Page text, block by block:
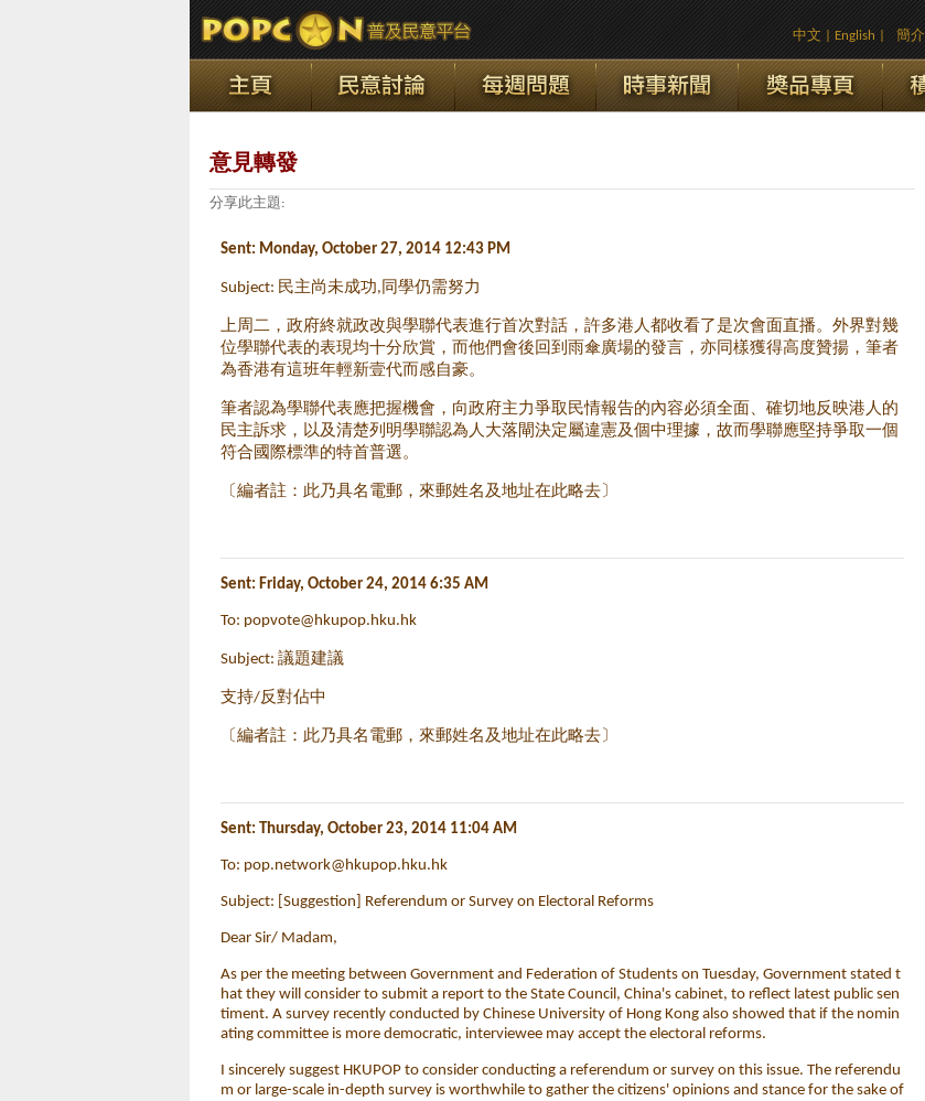
簡介
中文 English
意見轉發
分享此主題:
Sent: Monday, October 27, 2014 12:43 PM
Subject: 民主尚未成功,同學仍需努力
上周二，政府終就政改與學聯代表進行首次對話，許多港人都收看了是次會面直播。外界對幾
位學聯代表的表現均十分欣賞，而他們會後回到雨傘廣場的發言，亦同樣獲得高度贊揚，筆者
為香港有這班年輕新壹代而感自豪。
筆者認為學聯代表應把握機會，向政府主力爭取民情報告的內容必須全面、確切地反映港人的
民主訴求，以及清楚列明學聯認為人大落閘決定屬違憲及個中理據，故而學聯應堅持爭取一個
符合國際標準的特首普選。
〔編者註：此乃具名電郵，來郵姓名及地址在此略去〕
Sent: Friday, October 24, 2014 6:35 AM
To: popvote@hkupop.hku.hk
Subject: 議題建議
支持/反對佔中
〔編者註：此乃具名電郵，來郵姓名及地址在此略去〕
Sent: Thursday, October 23, 2014 11:04 AM
To: pop.network@hkupop.hku.hk
Subject: [Suggestion] Referendum or Survey on Electoral Reforms
Dear Sir/ Madam,
As per the meeting between Government and Federation of Students on Tuesday, Government stated t
hat they will consider to submit a report to the State Council, China's cabinet, to reflect latest public sen
timent. A survey recently conducted by Chinese University of Hong Kong also showed that if the nomin
ating committee is more democratic, interviewee may accept the electoral reforms.
I sincerely suggest HKUPOP to consider conducting a referendum or survey on this issue. The referendu
m or large-scale in-depth survey is worthwhile to gather the citizens' opinions and stance for the sake of